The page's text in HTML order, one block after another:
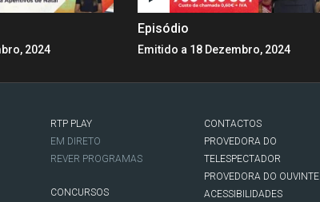
2024
Episódio
Emitido a 18 Dezembro, 2024
RTP PLAY
EM DIRETO
REVER PROGRAMAS
CONCURSOS
CONTACTOS
PROVEDORA DO
TELESPECTADOR
PROVEDORA DO OUVINTE
ACESSIBILIDADES